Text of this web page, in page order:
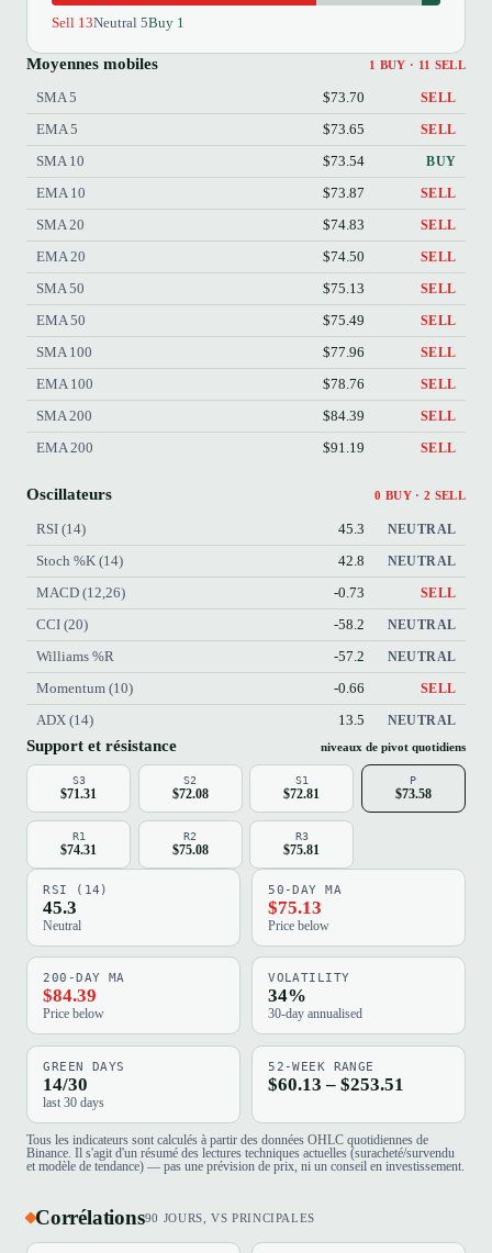
Sell 13Neutral 5Buy 1
Moyennes mobiles 1 BUY · 11 SELL
SMA 5 $73.70 SELL
EMA 5 $73.65 SELL
SMA 10 $73.54 BUY
EMA 10 $73.87 SELL
SMA 20 $74.83 SELL
EMA 20 $74.50 SELL
SMA 50 $75.13 SELL
EMA 50 $75.49 SELL
SMA 100 $77.96 SELL
EMA 100 $78.76 SELL
SMA 200 $84.39 SELL
EMA 200 $91.19 SELL
Oscillateurs 0 BUY · 2 SELL
RSI (14) 45.3 NEUTRAL
Stoch %K (14) 42.8 NEUTRAL
MACD (12,26) -0.73 SELL
CCI (20) -58.2 NEUTRAL
Williams %R -57.2 NEUTRAL
Momentum (10) -0.66 SELL
ADX (14) 13.5 NEUTRAL
Support et résistance niveaux de pivot quotidiens
S3
$71.31
S2
$72.08
S1
$72.81
P
$73.58
R1
$74.31
R2
$75.08
R3
$75.81
RSI (14)
45.3
Neutral
50-DAY MA
$75.13
Price below
200-DAY MA
$84.39
Price below
VOLATILITY
34%
30-day annualised
GREEN DAYS
14/30
last 30 days
52-WEEK RANGE
$60.13 – $253.51
Tous les indicateurs sont calculés à partir des données OHLC quotidiennes de
Binance. Il s'agit d'un résumé des lectures techniques actuelles (suracheté/survendu
et modèle de tendance) — pas une prévision de prix, ni un conseil en investissement.
Corrélations90 JOURS, VS PRINCIPALES